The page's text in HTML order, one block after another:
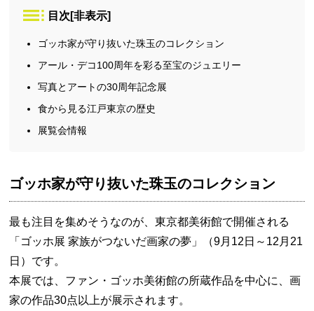
目次 [非表示]
ゴッホ家が守り抜いた珠玉のコレクション
アール・デコ100周年を彩る至宝のジュエリー
写真とアートの30周年記念展
食から見る江戸東京の歴史
展覧会情報
ゴッホ家が守り抜いた珠玉のコレクション
最も注目を集めそうなのが、東京都美術館で開催される
「ゴッホ展 家族がつないだ画家の夢」（9月12日～12月21
日）です。
本展では、ファン・ゴッホ美術館の所蔵作品を中心に、画
家の作品30点以上が展示されます。